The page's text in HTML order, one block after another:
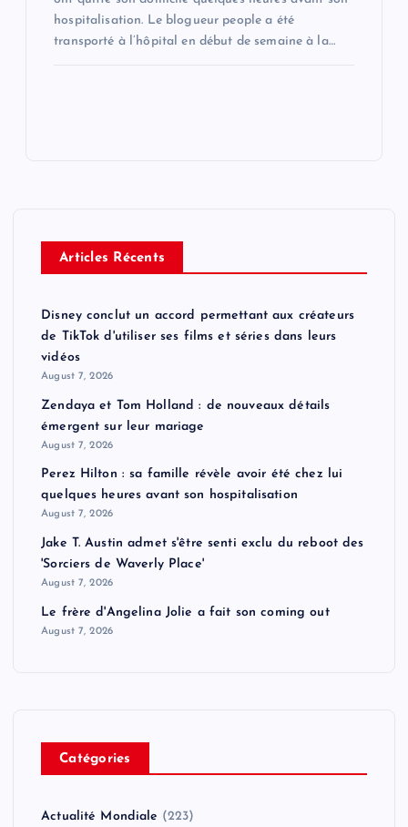
hospitalisation. Le blogueur people a été
transporté à l’hôpital en début de semaine à la…
Articles Récents
Disney conclut un accord permettant aux créateurs
de TikTok d'utiliser ses films et séries dans leurs
vidéos
August 7, 2026
Zendaya et Tom Holland : de nouveaux détails
émergent sur leur mariage
August 7, 2026
Perez Hilton : sa famille révèle avoir été chez lui
quelques heures avant son hospitalisation
August 7, 2026
Jake T. Austin admet s'être senti exclu du reboot des
'Sorciers de Waverly Place'
August 7, 2026
Le frère d'Angelina Jolie a fait son coming out
August 7, 2026
Catégories
Actualité Mondiale (223)